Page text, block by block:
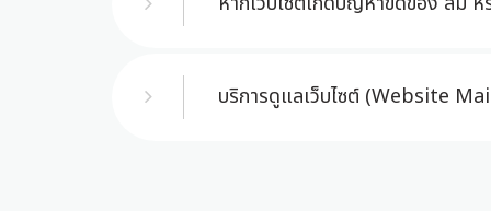
บริการดูแลเว็บไซต์ (Website